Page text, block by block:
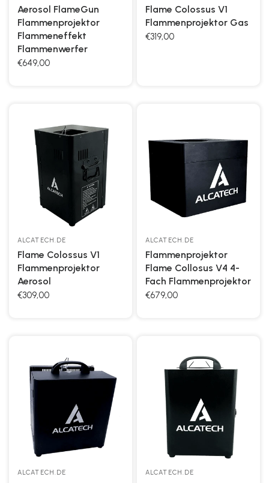
Aerosol FlameGun
Flammenprojektor
Flammeneffekt
Flammenwerfer
€649,00
Flame Colossus V1
Flammenprojektor Gas
€319,00
ALCATECH.DE
Flame Colossus V1
Flammenprojektor
Aerosol
€309,00
ALCATECH.DE
Flammenprojektor
Flame Collosus V4 4-
Fach Flammenprojektor
€679,00
ALCATECH.DE ALCATECH.DE